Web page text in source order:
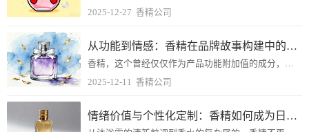
2025-12-27 香精公司
从功能到情感：香精在品牌故事构建中的核心作用
香精，这个曾经仅仅作为产品功能附加值的成分，如今已演变为品牌叙事中的核心角色，成为连接产品功能与消费者情感的关键桥梁。
2025-12-11 香精公司
情绪价值与个性化定制：香精如何成为日化品牌的营销新引擎